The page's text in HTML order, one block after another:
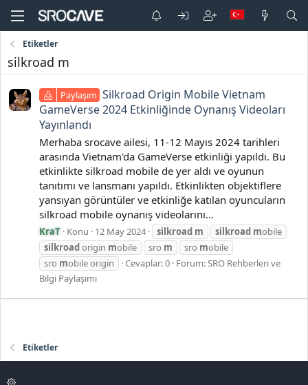
Etiketler
silkroad m
Paylaşım Silkroad Origin Mobile Vietnam
GameVerse 2024 Etkinliğinde Oynanış Videoları
Yayınlandı
Merhaba srocave ailesi, 11-12 Mayıs 2024 tarihleri
arasında Vietnam'da GameVerse etkinliği yapıldı. Bu
etkinlikte silkroad mobile de yer aldı ve oyunun
tanıtımı ve lansmanı yapıldı. Etkinlikten objektiflere
yansıyan görüntüler ve etkinliğe katılan oyuncuların
silkroad mobile oynanış videolarını...
KraT Konu 12 May 2024 silkroad m silkroad mobile
silkroadorigin mobile sro m sro mobile
sro mobile origin Cevaplar: 0 Forum:SRO Rehberleri ve
Bilgi Paylaşımı
Etiketler